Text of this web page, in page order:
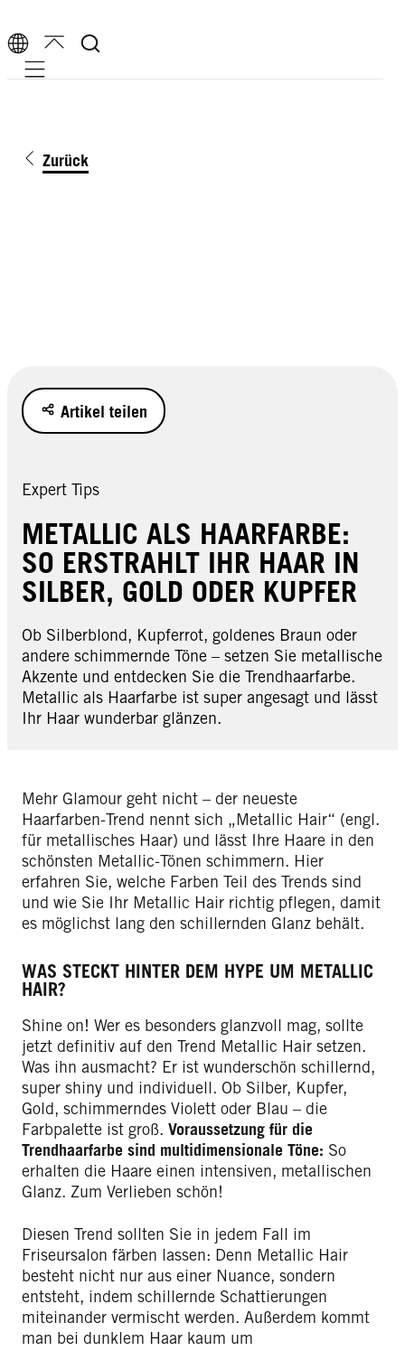
Mobile navigation
Zurück
Artikel teilen
Expert Tips
METALLIC ALS HAARFARBE:
SO ERSTRAHLT IHR HAAR IN
SILBER, GOLD ODER KUPFER
Ob Silberblond, Kupferrot, goldenes Braun oder
andere schimmernde Töne – setzen Sie metallische
Akzente und entdecken Sie die Trendhaarfarbe.
Metallic als Haarfarbe ist super angesagt und lässt
Ihr Haar wunderbar glänzen.
Mehr Glamour geht nicht – der neueste
Haarfarben-Trend nennt sich „Metallic Hair“ (engl.
für metallisches Haar) und lässt Ihre Haare in den
schönsten Metallic-Tönen schimmern. Hier
erfahren Sie, welche Farben Teil des Trends sind
und wie Sie Ihr Metallic Hair richtig pflegen, damit
es möglichst lang den schillernden Glanz behält.
WAS STECKT HINTER DEM HYPE UM METALLIC
HAIR?
Shine on! Wer es besonders glanzvoll mag, sollte
jetzt definitiv auf den Trend Metallic Hair setzen.
Was ihn ausmacht? Er ist wunderschön schillernd,
super shiny und individuell. Ob Silber, Kupfer,
Gold, schimmerndes Violett oder Blau – die
Farbpalette ist groß. Voraussetzung für die
Trendhaarfarbe sind multidimensionale Töne: So
erhalten die Haare einen intensiven, metallischen
Glanz. Zum Verlieben schön!
Diesen Trend sollten Sie in jedem Fall im
Friseursalon färben lassen: Denn Metallic Hair
besteht nicht nur aus einer Nuance, sondern
entsteht, indem schillernde Schattierungen
miteinander vermischt werden. Außerdem kommt
man bei dunklem Haar kaum um